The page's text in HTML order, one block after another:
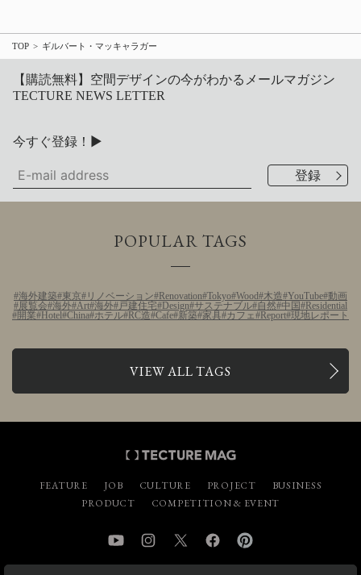
TOP ギルバート・マッキャラガー
【購読無料】空間デザインの今がわかるメールマガジン
TECTURE NEWS LETTER
今すぐ登録！▶
POPULAR TAGS
海外建築 東京 リノベーション Renovation Tokyo Wood 木造 YouTube 動画
展覧会 海外 Art 海外 戸建住宅 Design サステナブル 自然 中国
Residential
開業
Hotel China ホテル RC造 Cafe 新築 家具 カフェ Report 現地レポート
VIEW ALL TAGS
FEATURE JOB CULTURE PROJECT
BUSINESS
PRODUCT
COMPETITION & EVENT
YouTube InstagramTwitter Facebook